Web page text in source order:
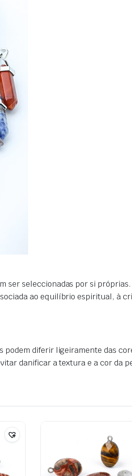
ser seleccionadas por si
ao equilíbrio espiritual, à
podem diferir ligeiramente das
danificar a textura e a cor da